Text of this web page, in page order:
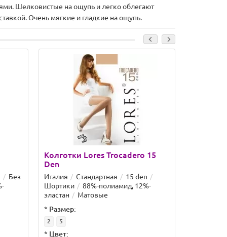
Шелковистые на ощупь и легко облегают
Очень мягкие и гладкие на ощупь.
Без
Колготки Lores Trocadero 15
Den
Италия Стандартная
15 den
Шортики
88%-полиамид, 12%-
эластан
Матовые
* Размер:
2 5
* Цвет: